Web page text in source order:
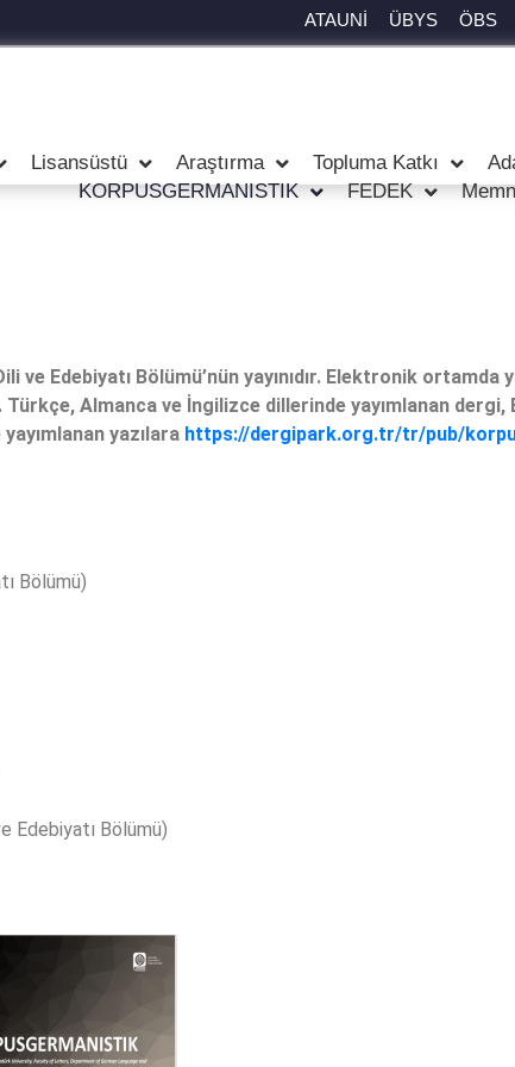
ATAUNİ ÜBYS ÖBS
Lisansüstü Araştırma Topluma Katkı
KORPUSGERMANISTIK
FEDEK
Edebiyatı Bölümü’nün yayınıdır. Elektronik ortamda
Almanca ve İngilizce dillerinde yayımlanan dergi,
yazılara https://dergipark.org.tr/tr/pub/
Bölümü)
Edebiyatı Bölümü)